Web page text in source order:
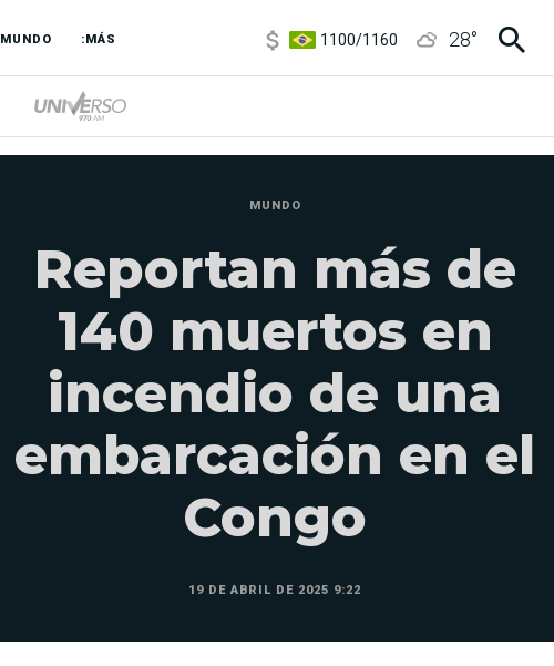
MUNDO :MÁS
3,8/4
28°
MUNDO
Reportan más de
140 muertos en
incendio de una
embarcación en el
Congo
19 DE ABRIL DE 2025 9:22